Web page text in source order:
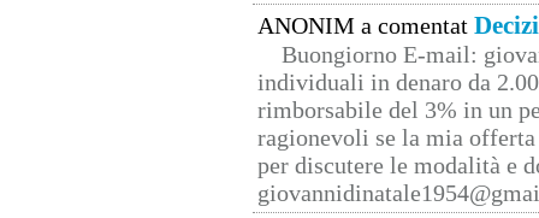
ANONIM a comentat
Buongiorno E-mail:
individuali in denaro da
rimborsabile del 3% in un
ragionevoli se la mia
per discutere le modalità e